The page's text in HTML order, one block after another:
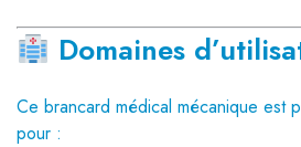
Domaines
Ce brancard médical mécanique est
pour :